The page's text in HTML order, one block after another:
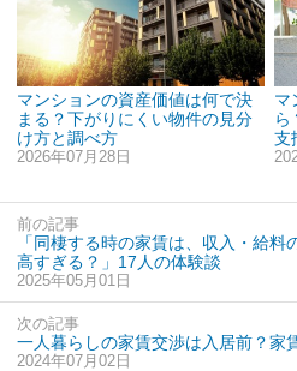
マンションの資産価値は何で決
まる？下がりにくい物件の見分
け方と調べ方
2026年07月28日
マ
ら
支
前の記事
「同棲する時の家賃は、収入・給
高すぎる？」17人の体験談
2025年05月01日
次の記事
一人暮らしの家賃交渉は入居前？家
2024年07月02日